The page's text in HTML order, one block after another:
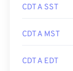
CDT A SST
CDT A MST
CDT A EDT